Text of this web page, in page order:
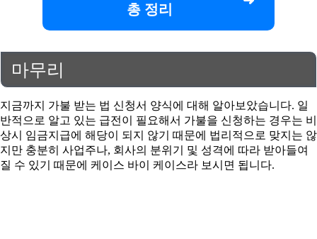
총 정리
마무리
지금까지 가불 받는 법 신청서 양식에 대해 알아보았습니다. 일
반적으로 알고 있는 급전이 필요해서 가불을 신청하는 경우는 비
상시 임금지급에 해당이 되지 않기 때문에 법리적으로 맞지는 않
지만 충분히 사업주나, 회사의 분위기 및 성격에 따라 받아들여
질 수 있기 때문에 케이스 바이 케이스라 보시면 됩니다.